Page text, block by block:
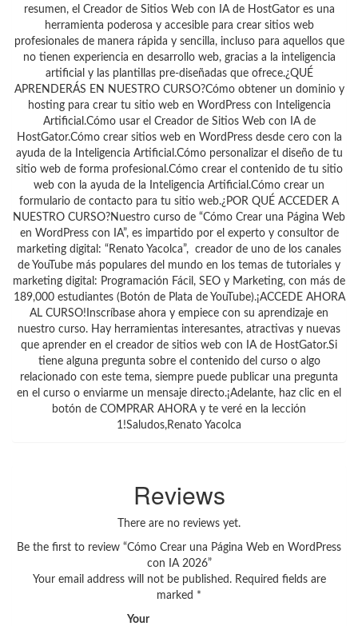
resumen, el Creador de Sitios Web con IA de HostGator es una
herramienta poderosa y accesible para crear sitios web
profesionales de manera rápida y sencilla, incluso para aquellos que
no tienen experiencia en desarrollo web, gracias a la inteligencia
artificial y las plantillas pre-diseñadas que ofrece.¿QUÉ
APRENDERÁS EN NUESTRO CURSO?Cómo obtener un dominio y
hosting para crear tu sitio web en WordPress con Inteligencia
Artificial.Cómo usar el Creador de Sitios Web con IA de
HostGator.Cómo crear sitios web en WordPress desde cero con la
ayuda de la Inteligencia Artificial.Cómo personalizar el diseño de tu
sitio web de forma profesional.Cómo crear el contenido de tu sitio
web con la ayuda de la Inteligencia Artificial.Cómo crear un
formulario de contacto para tu sitio web.¿POR QUÉ ACCEDER A
NUESTRO CURSO?Nuestro curso de “Cómo Crear una Página Web
en WordPress con IA”, es impartido por el experto y consultor de
marketing digital: “Renato Yacolca”, creador de uno de los canales
de YouTube más populares del mundo en los temas de tutoriales y
marketing digital: Programación Fácil, SEO y Marketing, con más de
189,000 estudiantes (Botón de Plata de YouTube).¡ACCEDE AHORA
AL CURSO!Inscríbase ahora y empiece con su aprendizaje en
nuestro curso. Hay herramientas interesantes, atractivas y nuevas
que aprender en el creador de sitios web con IA de HostGator.Si
tiene alguna pregunta sobre el contenido del curso o algo
relacionado con este tema, siempre puede publicar una pregunta
en el curso o enviarme un mensaje directo.¡Adelante, haz clic en el
botón de COMPRAR AHORA y te veré en la lección
1!Saludos,Renato Yacolca
Reviews
There are no reviews yet.
Be the first to review “Cómo Crear una Página Web en WordPress
con IA 2026”
Your email address will not be published. Required fields are
marked *
Your